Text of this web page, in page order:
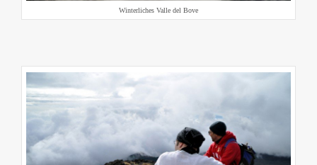
Winterliches Valle del Bove